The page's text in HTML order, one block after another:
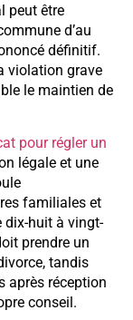
peut être
d’au
définitif.
violation grave
le maintien de
pour régler un
légale et une
familiales et
dix-huit à vingt-
prendre un
tandis
après réception
conseil.